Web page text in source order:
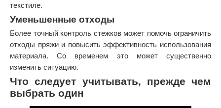
текстиле.
Уменьшенные отходы
Более точный контроль стежков может помочь ограничить
отходы пряжи и повысить эффективность использования
материала. Со временем это может существенно
изменить ситуацию.
Что следует учитывать, прежде чем
выбрать один